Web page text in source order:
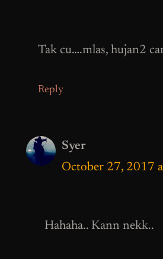
Tak cu….mlas, hujan2
Reply
Syer
October 27, 2017
Hahaha.. Kann nekk..